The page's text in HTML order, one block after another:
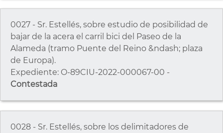
0027 - Sr. Estellés, sobre estudio de posibilidad de
bajar de la acera el carril bici del Paseo de la
Alameda (tramo Puente del Reino &ndash; plaza
de Europa).
Expediente: O-89CIU-2022-000067-00 -
Contestada
0028 - Sr. Estellés, sobre los delimitadores de